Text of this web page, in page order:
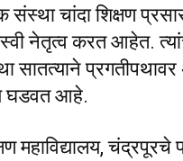
संस्था चांदा शिक्षण
नेतृत्व करत आहेत.
सातत्याने
घडवत आहे.
महाविद्यालय, चंद्रपूरचे